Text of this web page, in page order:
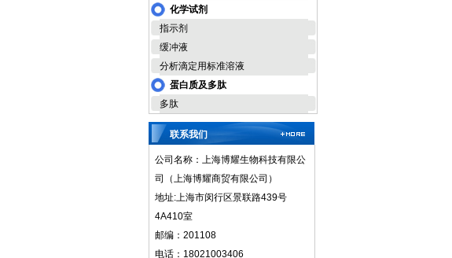
化学试剂
指示剂
缓冲液
分析滴定用标准溶液
蛋白质及多肽
多肽
联系我们
公司名称：上海博耀生物科技有限公
司（上海博耀商贸有限公司）
地址:上海市闵行区景联路439号
4A410室
邮编：201108
电话：18021003406